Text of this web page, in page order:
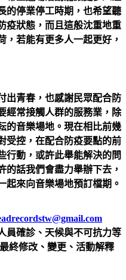
的停業停工時期，也希望聽
疫狀態，而且這般沈重地重
，若能有更多人一起更好，
出青春，也感謝民眾配合防
經常接觸人群的服務業，除
的音樂場地。現在相比前幾
受控，在配合防疫要點的前
行動，或許此舉能解決的問
的話我們會盡力舉辦下去，
起來向音樂場地預訂檔期。
員確診、天候與不可抗力等
終修改、變更、活動解釋